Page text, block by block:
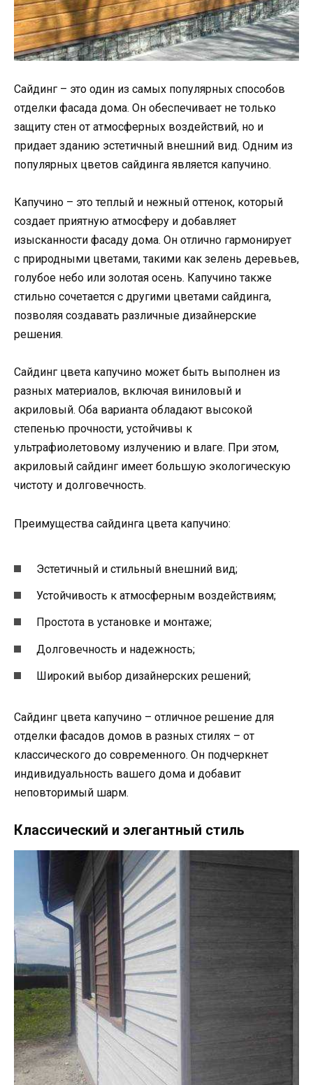
Сайдинг – это один из самых популярных способов
отделки фасада дома. Он обеспечивает не только
защиту стен от атмосферных воздействий, но и
придает зданию эстетичный внешний вид. Одним из
популярных цветов сайдинга является капучино.
Капучино – это теплый и нежный оттенок, который
создает приятную атмосферу и добавляет
изысканности фасаду дома. Он отлично гармонирует
с природными цветами, такими как зелень деревьев,
голубое небо или золотая осень. Капучино также
стильно сочетается с другими цветами сайдинга,
позволяя создавать различные дизайнерские
решения.
Сайдинг цвета капучино может быть выполнен из
разных материалов, включая виниловый и
акриловый. Оба варианта обладают высокой
степенью прочности, устойчивы к
ультрафиолетовому излучению и влаге. При этом,
акриловый сайдинг имеет большую экологическую
чистоту и долговечность.
Преимущества сайдинга цвета капучино:
Эстетичный и стильный внешний вид;
Устойчивость к атмосферным воздействиям;
Простота в установке и монтаже;
Долговечность и надежность;
Широкий выбор дизайнерских решений;
Сайдинг цвета капучино – отличное решение для
отделки фасадов домов в разных стилях – от
классического до современного. Он подчеркнет
индивидуальность вашего дома и добавит
неповторимый шарм.
Классический и элегантный стиль